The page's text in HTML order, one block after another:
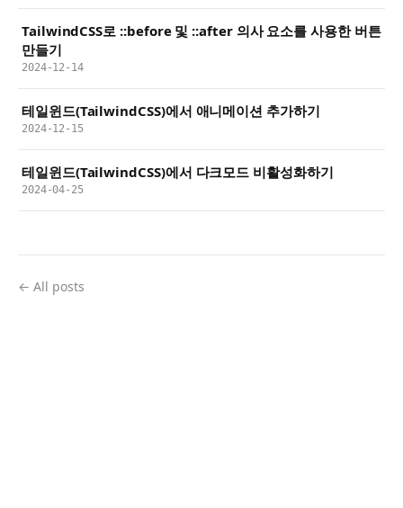
TailwindCSS로 ::before 및 ::after 의사 요소를 사용한 버튼
만들기
2024-12-14
테일윈드(TailwindCSS)에서 애니메이션 추가하기
2024-12-15
테일윈드(TailwindCSS)에서 다크모드 비활성화하기
2024-04-25
← All posts